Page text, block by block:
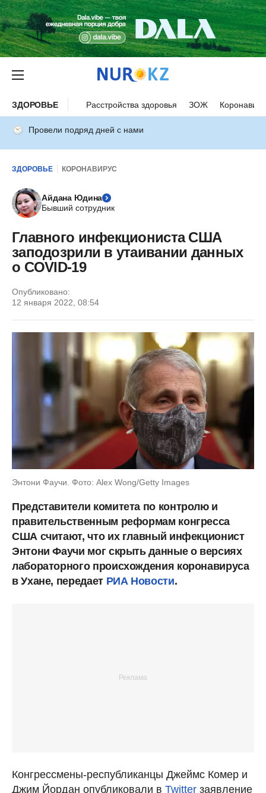
ЗДОРОВЬЕ Расстройства здоровья ЗОЖ
Провели подряд дней с нами
ЗДОРОВЬЕ КОРОНАВИРУС
Айдана Юдина
Бывший сотрудник
Главного инфекциониста США
заподозрили в утаивании данных
о COVID-19
Опубликовано:
12 января 2022, 08:54
Энтони Фаучи. Фото: Alex Wong/Getty Images
Представители комитета по контролю и
правительственным реформам конгресса
США считают, что их главный инфекционист
Энтони Фаучи мог скрыть данные о версиях
лабораторного происхождения коронавируса
в Ухане, передает РИА Новости.
Конгрессмены-республиканцы Джеймс Комер и
Джим Йордан опубликовали в Twitter заявление